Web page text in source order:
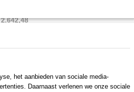
het aanbieden van sociale media-
Daarnaast verlenen we onze sociale